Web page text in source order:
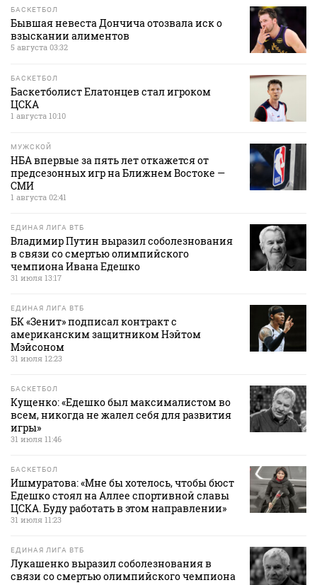
БАСКЕТБОЛ
Бывшая невеста Дончича отозвала иск о
взыскании алиментов
5 августа 03:32
БАСКЕТБОЛ
Баскетболист Елатонцев стал игроком
ЦСКА
1 августа 10:10
МУЖСКОЙ
НБА впервые за пять лет откажется от
предсезонных игр на Ближнем Востоке —
СМИ
1 августа 02:41
ЕДИНАЯ ЛИГА ВТБ
Владимир Путин выразил соболезнования
в связи со смертью олимпийского
чемпиона Ивана Едешко
31 июля 13:17
ЕДИНАЯ ЛИГА ВТБ
БК «Зенит» подписал контракт с
американским защитником Нэйтом
Мэйсоном
31 июля 12:23
БАСКЕТБОЛ
Кущенко: «Едешко был максималистом во
всем, никогда не жалел себя для развития
игры»
31 июля 11:46
БАСКЕТБОЛ
Ишмуратова: «Мне бы хотелось, чтобы бюст
Едешко стоял на Аллее спортивной славы
ЦСКА. Буду работать в этом направлении»
31 июля 11:23
ЕДИНАЯ ЛИГА ВТБ
Лукашенко выразил соболезнования в
связи со смертью олимпийского чемпиона